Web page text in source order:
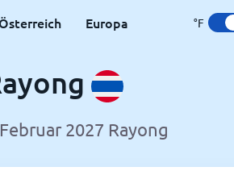
Österreich Europa °F
2027 Rayong